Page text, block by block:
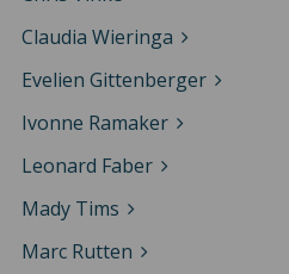
Claudia Wieringa
Evelien Gittenberger
Ivonne Ramaker
Leonard Faber
Mady Tims
Marc Rutten